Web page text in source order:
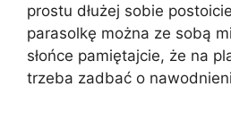
prostu dłużej sobie
parasolkę można ze sobą
słońce pamiętajcie, że na
trzeba zadbać o